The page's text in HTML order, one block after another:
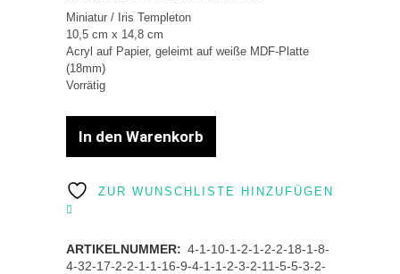
Miniatur / Iris Templeton
10,5 cm x 14,8 cm
Acryl auf Papier, geleimt auf weiße MDF-Platte
(18mm)
Vorrätig
Miniatur
In den Warenkorb
ZUR WUNSCHLISTE HINZUFÜGEN
ARTIKELNUMMER: 4-1-10-1-2-1-2-2-18-1-8-
4-32-17-2-2-1-1-16-9-4-1-1-2-3-2-11-5-5-3-2-